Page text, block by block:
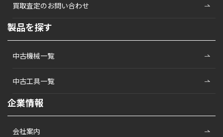
買取査定のお問い合わせ
製品を探す
中古機械一覧
中古工具一覧
企業情報
会社案内